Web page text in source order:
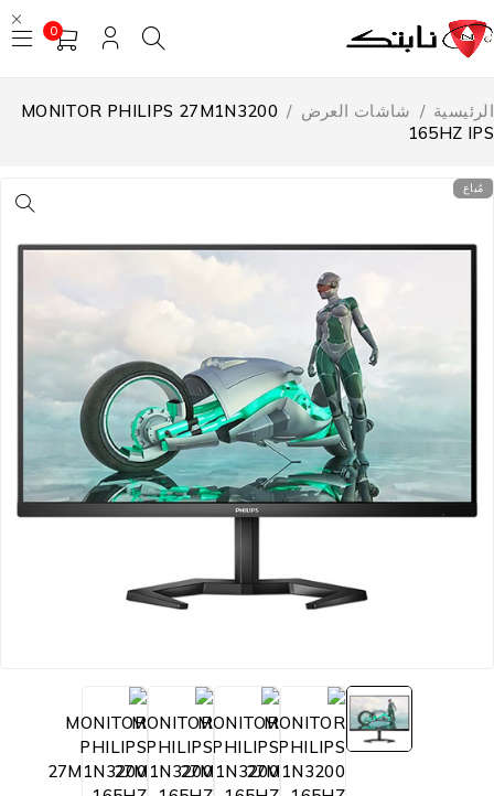
0
/ شاشات العرض
MONITOR PHILIPS 27M1N3200
165HZ
مُباع